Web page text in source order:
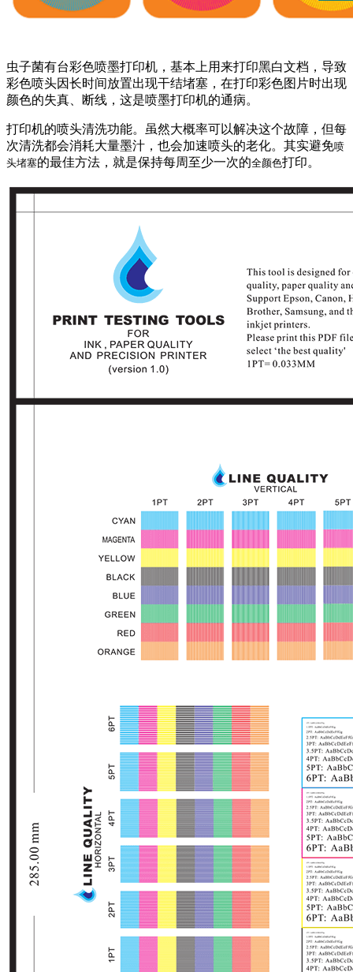
虫子菌有台彩色喷墨打印机，基本上用来打印黑白文档，导致
彩色喷头因长时间放置出现干结堵塞，在打印彩色图片时出现
颜色的失真、断线，这是喷墨打印机的通病。
打印机的喷头清洗功能。虽然大概率可以解决这个故障，但每
次清洗都会消耗大量墨汁，也会加速喷头的老化。其实避免喷
头堵塞的最佳方法，就是保持每周至少一次的全颜色打印。